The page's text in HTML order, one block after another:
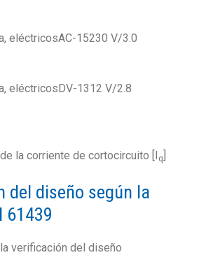
eléctricosAC-15230 V/3.0
eléctricosDV-1312 V/2.8
la corriente de cortocircuito [I q
del diseño según la
61439
verificación del diseño